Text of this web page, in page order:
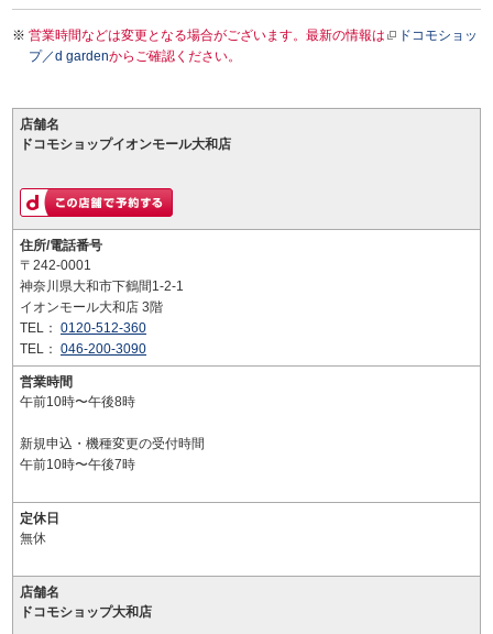
営業時間などは変更となる場合がございます。最新の情報は
ドコモショッ
プ／d gardenからご確認ください。
店舗名
ドコモショップイオンモール大和店
住所/電話番号
〒242-0001
神奈川県大和市下鶴間1-2-1
イオンモール大和店 3階
TEL： 0120-512-360
TEL： 046-200-3090
営業時間
午前10時〜午後8時
新規申込・機種変更の受付時間
午前10時〜午後7時
定休日
無休
店舗名
ドコモショップ大和店